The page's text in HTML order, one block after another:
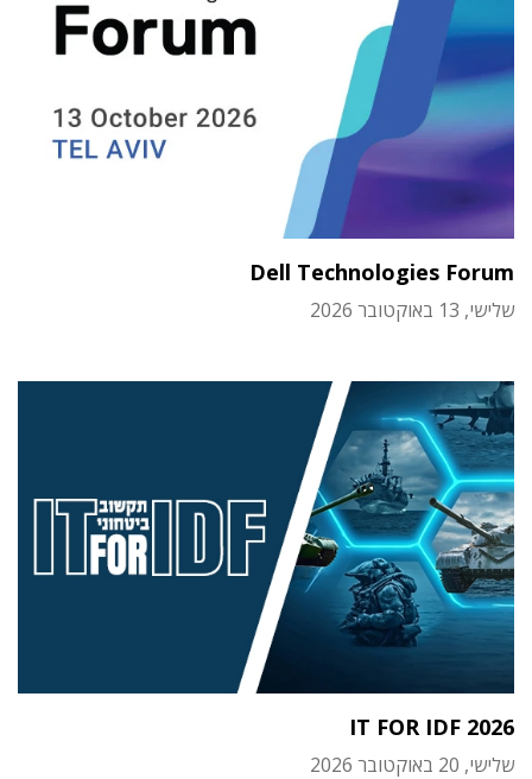
Dell Technologies Forum
שלישי, 13 באוקטובר 2026
IT FOR IDF 2026
שלישי, 20 באוקטובר 2026